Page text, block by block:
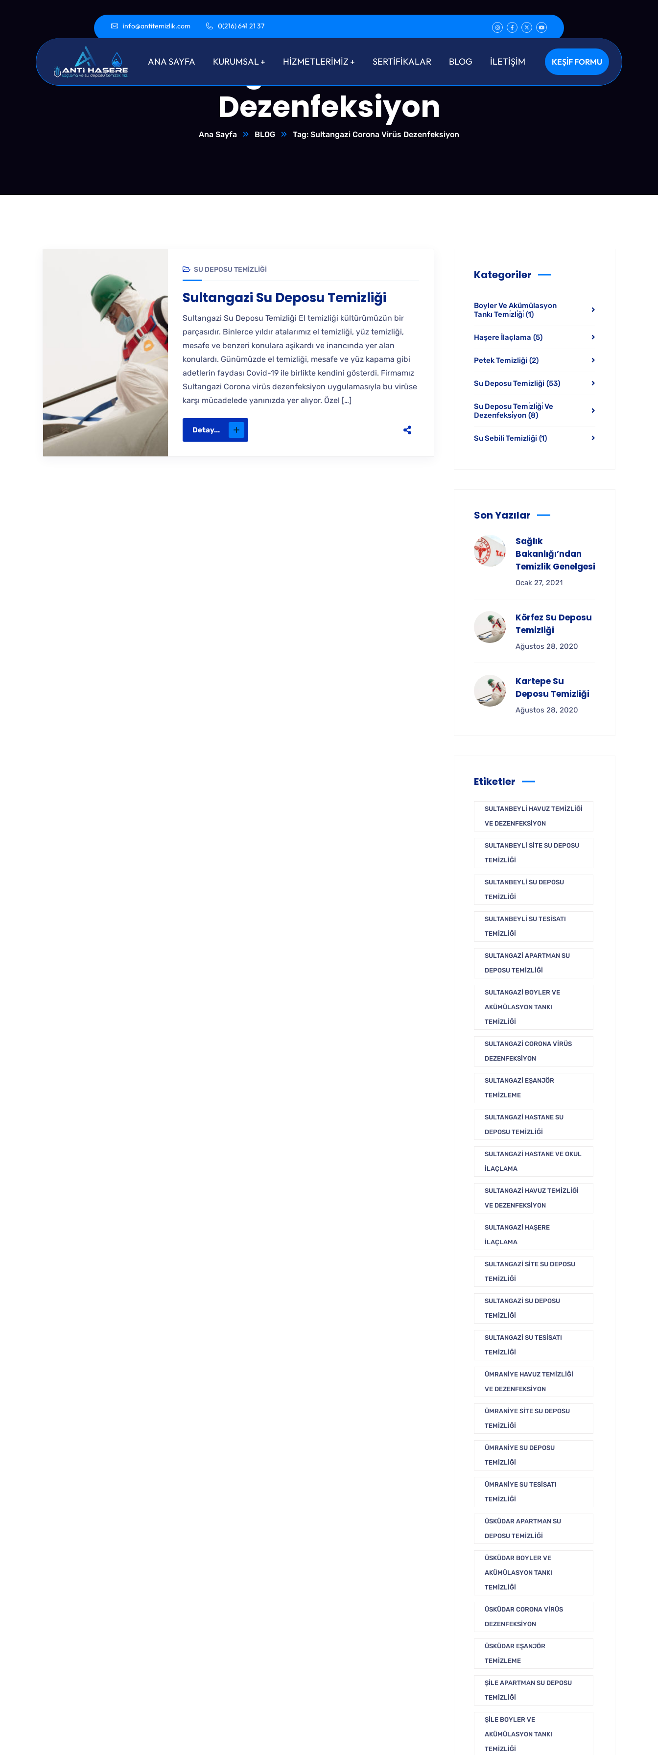
info@antitemizlik.com 0(216) 641 21 37
ANA SAYFA KURUMSAL HİZMETLERİMİZ SERTİFİKALAR BLOG İLETİŞİM KEŞİF FORMU
Sultangazi Corona Virüs
Dezenfeksiyon
Ana Sayfa BLOG Tag: Sultangazi Corona Virüs Dezenfeksiyon
SU DEPOSU TEMIZLIĞI
Sultangazi Su Deposu Temizliği
Sultangazi Su Deposu Temizliği El temizliği kültürümüzün bir
parçasıdır. Binlerce yıldır atalarımız el temizliği, yüz temizliği,
mesafe ve benzeri konulara aşikardı ve inancında yer alan
konulardı. Günümüzde el temizliği, mesafe ve yüz kapama gibi
adetlerin faydası Covid-19 ile birlikte kendini gösterdi. Firmamız
Sultangazi Corona virüs dezenfeksiyon uygulamasıyla bu virüse
karşı mücadelede yanınızda yer alıyor. Özel […]
Detay...
Kategoriler
Boyler Ve Akümülasyon
Tankı Temi̇zli̇ği̇ (1)
Haşere İlaçlama (5)
Petek Temizliği (2)
Su Deposu Temizliği (53)
Su Deposu Temi̇zli̇ği̇ Ve
Dezenfeksi̇yon (8)
Su Sebili Temizliği (1)
Son Yazılar
Sağlık
Bakanlığı’ndan
Temizlik Genelgesi
Ocak 27, 2021
Körfez Su Deposu
Temizliği
Ağustos 28, 2020
Kartepe Su
Deposu Temizliği
Ağustos 28, 2020
Etiketler
SULTANBEYLI HAVUZ TEMIZLIĞI
VE DEZENFEKSIYON
SULTANBEYLI SITE SU DEPOSU
TEMIZLIĞI
SULTANBEYLI SU DEPOSU
TEMIZLIĞI
SULTANBEYLI SU TESISATI
TEMIZLIĞI
SULTANGAZI APARTMAN SU
DEPOSU TEMIZLIĞI
SULTANGAZI BOYLER VE
AKÜMÜLASYON TANKI
TEMIZLIĞI
SULTANGAZI CORONA VIRÜS
DEZENFEKSIYON
SULTANGAZI EŞANJÖR
TEMIZLEME
SULTANGAZI HASTANE SU
DEPOSU TEMIZLIĞI
SULTANGAZI HASTANE VE OKUL
İLAÇLAMA
SULTANGAZI HAVUZ TEMIZLIĞI
VE DEZENFEKSIYON
SULTANGAZI HAŞERE
İLAÇLAMA
SULTANGAZI SITE SU DEPOSU
TEMIZLIĞI
SULTANGAZI SU DEPOSU
TEMIZLIĞI
SULTANGAZI SU TESISATI
TEMIZLIĞI
ÜMRANIYE HAVUZ TEMIZLIĞI
VE DEZENFEKSIYON
ÜMRANIYE SITE SU DEPOSU
TEMIZLIĞI
ÜMRANIYE SU DEPOSU
TEMIZLIĞI
ÜMRANIYE SU TESISATI
TEMIZLIĞI
ÜSKÜDAR APARTMAN SU
DEPOSU TEMIZLIĞI
ÜSKÜDAR BOYLER VE
AKÜMÜLASYON TANKI
TEMIZLIĞI
ÜSKÜDAR CORONA VIRÜS
DEZENFEKSIYON
ÜSKÜDAR EŞANJÖR
TEMIZLEME
ŞILE APARTMAN SU DEPOSU
TEMIZLIĞI
ŞILE BOYLER VE
AKÜMÜLASYON TANKI
TEMIZLIĞI